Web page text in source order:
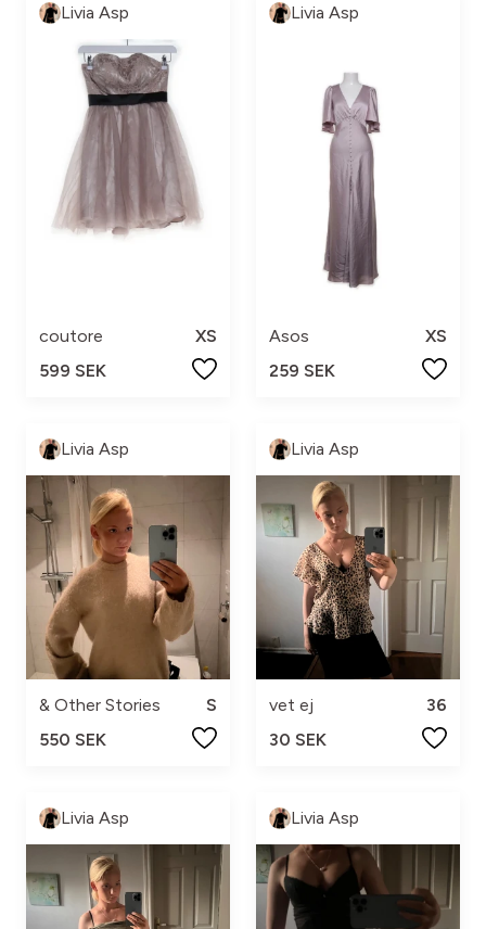
Livia Asp
coutore
XS
599 SEK
Livia Asp
Asos
XS
259 SEK
Livia Asp
& Other Stories
S
550 SEK
Livia Asp
vet ej
36
30 SEK
Livia Asp Livia Asp